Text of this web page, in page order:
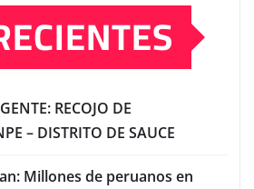
RECOJO DE
– DISTRITO DE SAUCE
Millones de peruanos en